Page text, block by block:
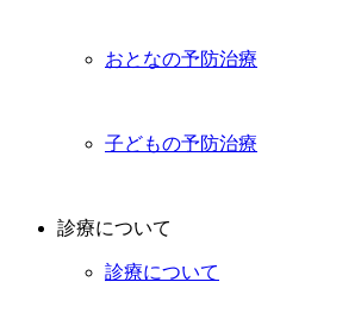
おとなの予防治療
子どもの予防治療
診療について
診療について